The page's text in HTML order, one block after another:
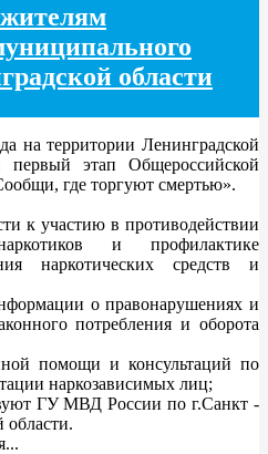
области
на территории Ленинградской
первый этап Общероссийской
где торгуют смертью».
к участию в противодействии
и профилактике
наркотических средств и
о правонарушениях и
потребления и оборота
помощи и консультаций по
наркозависимых лиц;
ГУ МВД России по г.Санкт -
области.